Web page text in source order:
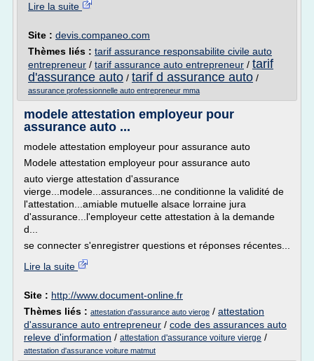
Lire la suite
Site : devis.companeo.com
Thèmes liés : tarif assurance responsabilite civile auto
entrepreneur / tarif assurance auto entrepreneur / tarif
d'assurance auto / tarif d assurance auto /
assurance professionnelle auto entrepreneur mma
modele attestation employeur pour
assurance auto ...
modele attestation employeur pour assurance auto
Modele attestation employeur pour assurance auto
auto vierge attestation d'assurance
vierge...modele...assurances...ne conditionne la validité de
l'attestation...amiable mutuelle alsace lorraine jura
d'assurance...l'employeur cette attestation à la demande
d...
se connecter s'enregistrer questions et réponses récentes...
Lire la suite
Site : http://www.document-online.fr
Thèmes liés : attestation d'assurance auto vierge / attestation
d'assurance auto entrepreneur / code des assurances auto
releve d'information / attestation d'assurance voiture vierge /
attestation d'assurance voiture matmut